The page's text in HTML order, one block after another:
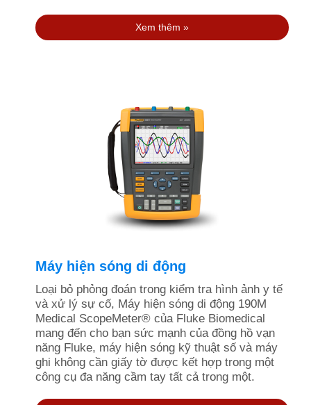
Xem thêm »
Máy hiện sóng di động
Loại bỏ phỏng đoán trong kiểm tra hình ảnh y tế
và xử lý sự cố, Máy hiện sóng di động 190M
Medical ScopeMeter® của Fluke Biomedical
mang đến cho bạn sức mạnh của đồng hồ vạn
năng Fluke, máy hiện sóng kỹ thuật số và máy
ghi không cần giấy tờ được kết hợp trong một
công cụ đa năng cầm tay tất cả trong một.